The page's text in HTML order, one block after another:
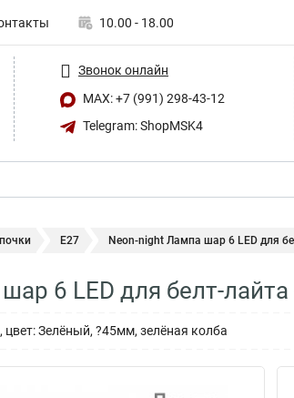
10.00 - 18.00
Звонок онлайн
MAX: +7 (991) 298-43-12
Telegram: ShopMSK4
E27 Neon-night Лампа шар 6 LED для
6 LED для белт-
Зелёный, ?45мм, зелёная колба